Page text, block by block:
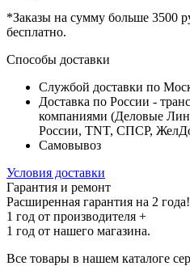
*Заказы на сумму больше 3500
бесплатно.
Способы доставки
Службой доставки по
Доставка по России -
компаниями (Деловые
России, TNT, СПСР,
Самовывоз
Условия доставки
Гарантия и ремонт
Расширенная гарантия на 2 года!
1 год от производителя +
1 год от нашего магазина.
Все товары в нашем каталоге